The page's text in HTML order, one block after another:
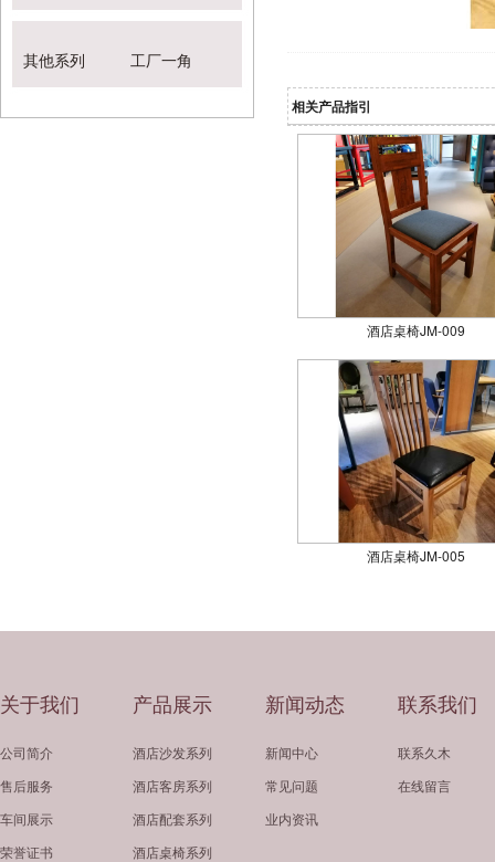
其他系列 工厂一角
相关产品指引
酒店桌椅JM-009
酒店桌椅JM-005
关于我们
公司简介
售后服务
车间展示
荣誉证书
产品展示
酒店沙发系列
酒店客房系列
酒店配套系列
酒店桌椅系列
新闻动态
新闻中心
常见问题
业内资讯
联系我们
联系久木
在线留言